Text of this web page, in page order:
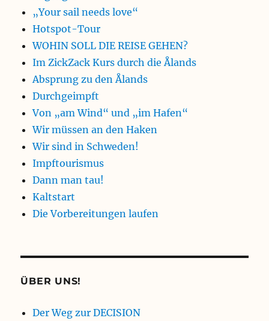
„Your sail needs love“
Hotspot-Tour
WOHIN SOLL DIE REISE GEHEN?
Im ZickZack Kurs durch die Ålands
Absprung zu den Ålands
Durchgeimpft
Von „am Wind“ und „im Hafen“
Wir müssen an den Haken
Wir sind in Schweden!
Impftourismus
Dann man tau!
Kaltstart
Die Vorbereitungen laufen
ÜBER UNS!
Der Weg zur DECISION